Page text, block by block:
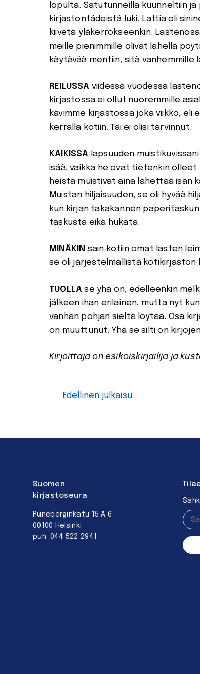
lopulta. Satutunneilla kuunneltiin
kirjastontädeistä luki. Lattia oli
kiivetä yläkerrokseenkin.
meille pienimmille olivat lähellä
käytävää mentiin, sitä
REILUSSA viidessä vuodessa
kirjastossa ei ollut nuoremmille
kävimme kirjastossa joka viikko,
kerralla kotiin. Tai ei olisi tarvinnut.
KAIKISSA lapsuuden
isää, vaikka he ovat tietenkin
heistä muistivat aina lähettää isän
Muistan hiljaisuuden, se oli hyvää
kun kirjan takakannen
taskusta eikä hukata.
MINÄKIN sain kotiin omat lasten
se oli järjestelmällistä kotikirjaston
TUOLLA se yhä on, edelleenkin
jälkeen ihan erilainen, mutta nyt
vanhan pohjan sieltä löytää. Osa
on muuttunut. Yhä se silti on
Kirjoittaja on esikoiskirjailija ja
Edellinen julkaisu
Suomen
kirjastoseura
Runeberginkatu 15 A 6
00100 Helsinki
puh. 044 522 2941